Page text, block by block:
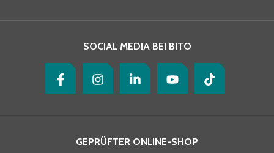
SOCIAL MEDIA BEI BITO
GEPRÜFTER ONLINE-SHOP